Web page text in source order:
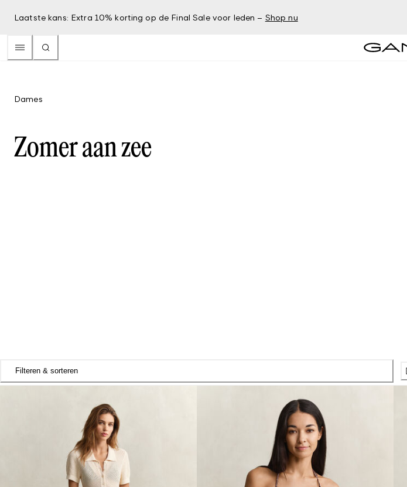
Laatste kans: Extra 10% korting op de Final Sale voor leden – Shop nu
Dames
Zomer aan zee
Filteren & sorteren